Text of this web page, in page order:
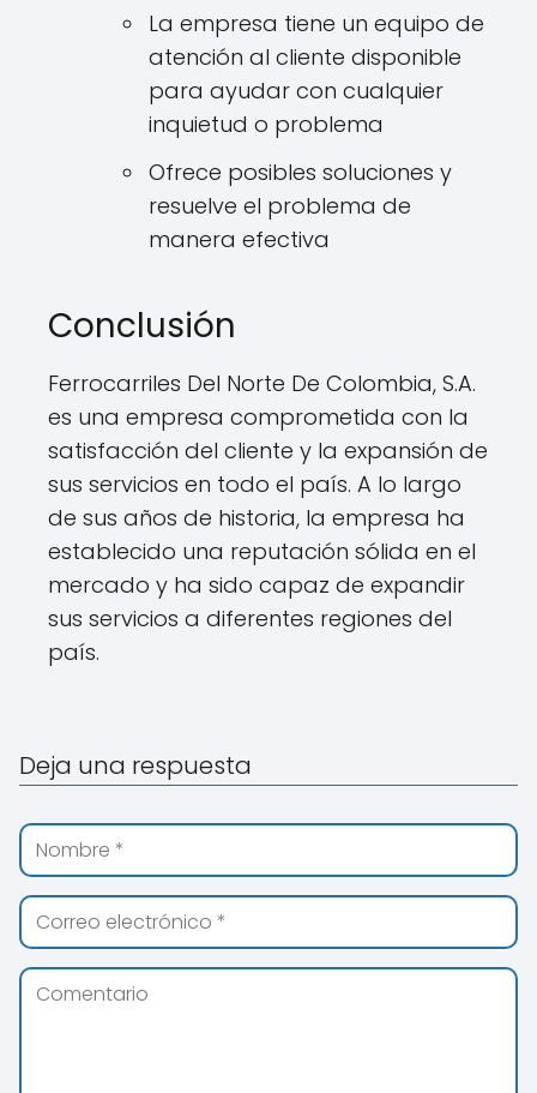
La empresa tiene un equipo de
atención al cliente disponible
para ayudar con cualquier
inquietud o problema
Ofrece posibles soluciones y
resuelve el problema de
manera efectiva
Conclusión
Ferrocarriles Del Norte De Colombia, S.A.
es una empresa comprometida con la
satisfacción del cliente y la expansión de
sus servicios en todo el país. A lo largo
de sus años de historia, la empresa ha
establecido una reputación sólida en el
mercado y ha sido capaz de expandir
sus servicios a diferentes regiones del
país.
Deja una respuesta